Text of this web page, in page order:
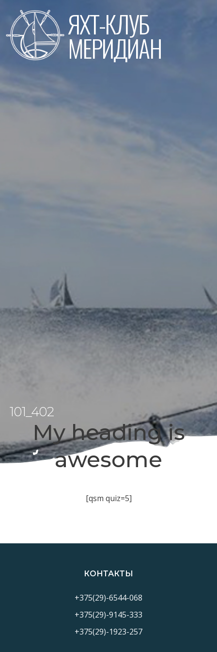
к
содержимому
ЯХТ-КЛУБ
МЕРИДИАН
101_402
My heading is
awesome
[qsm quiz=5]
КОНТАКТЫ
+375(29)-6544-068
+375(29)-9145-333
+375(29)-1923-257